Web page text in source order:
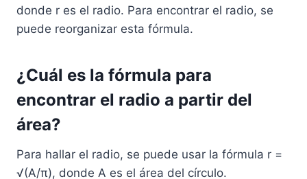
donde r es el radio. Para encontrar el radio, se
puede reorganizar esta fórmula.
¿Cuál es la fórmula para
encontrar el radio a partir del
área?
Para hallar el radio, se puede usar la fórmula r =
√(A/π), donde A es el área del círculo.